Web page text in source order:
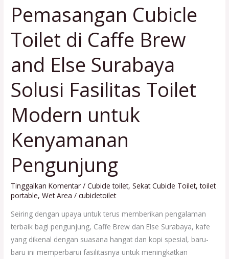
Pemasangan Cubicle
Toilet di Caffe Brew
and Else Surabaya
Solusi Fasilitas Toilet
Modern untuk
Kenyamanan
Pengunjung
Tinggalkan Komentar /Cubicle toilet,Sekat Cubicle Toilet,toilet
portable,Wet Area /cubicletoilet
Seiring dengan upaya untuk terus memberikan pengalaman
terbaik bagi pengunjung, Caffe Brew dan Else Surabaya, kafe
yang dikenal dengan suasana hangat dan kopi spesial, baru-
baru ini memperbarui fasilitasnya untuk meningkatkan
Toilet
di
Caffe
Brew
and
Else
Surabaya
Solusi
Fasilitas
Toilet
Modern
untuk
Kenyamanan
Pengunjung